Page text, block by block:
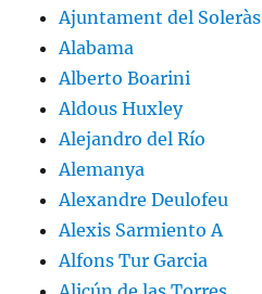
Ajuntament del Soleràs
Alabama
Alberto Boarini
Aldous Huxley
Alejandro del Río
Alemanya
Alexandre Deulofeu
Alexis Sarmiento A
Alfons Tur Garcia